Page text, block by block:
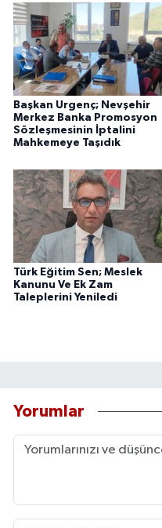
Başkan Urgenç; Nevşehir
Merkez Banka Promosyon
Sözleşmesinin İptalini
Mahkemeye Taşıdık
Türk Eğitim Sen; Meslek
Kanunu Ve Ek Zam
Taleplerini Yeniledi
Yorumlar